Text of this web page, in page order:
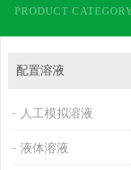
PRODUCT
配置溶液
人工模拟溶液
液体溶液